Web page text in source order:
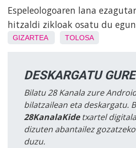
Espeleologoaren lana
hitzaldi zikloak osatu du
GIZARTEA TOLOSA
DESKARGATU
Bilatu 28 Kanala zure
bilatzailean eta deskargatu.
28KanalaKidetxartel
dizuten abantailez
duzu.